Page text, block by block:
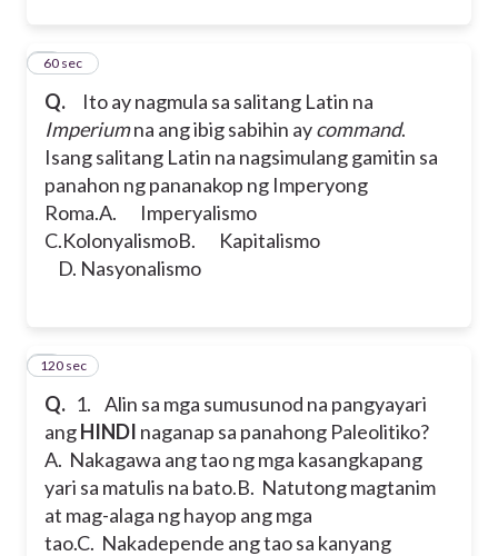
Q.
Ito ay nagmula sa salitang Latin na
Imperiumna ang ibig sabihin aycommand.
Isang salitang Latin na nagsimulang gamitin sa
panahon ng pananakop ng Imperyong
Roma.A. Imperyalismo
C.KolonyalismoB. Kapitalismo
D. Nasyonalismo
860 sec
Q. 1. Alin sa mga sumusunod na pangyayari
angHINDI naganap sa panahong Paleolitiko?
A. Nakagawa ang tao ng mga kasangkapang
yari sa matulis na bato.B. Natutong magtanim
at mag-alaga ng hayop ang mga
tao.C. Nakadepende ang tao sa kanyang
9
120 sec